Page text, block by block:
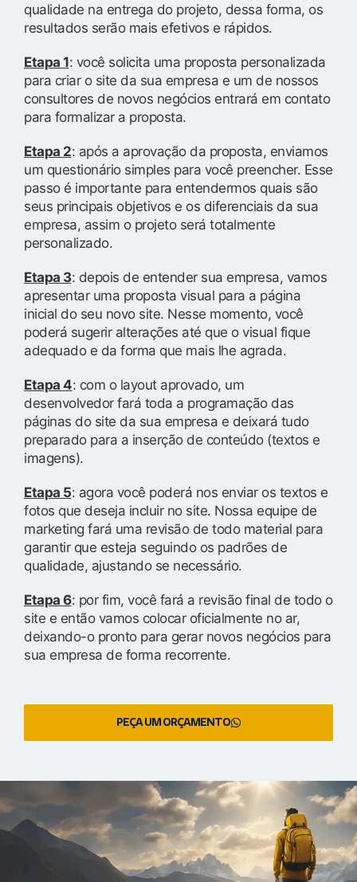
qualidade na entrega do projeto, dessa forma, os
resultados serão mais efetivos e rápidos.
Etapa 1: você solicita uma proposta personalizada
para criar o site da sua empresa e um de nossos
consultores de novos negócios entrará em contato
para formalizar a proposta.
Etapa 2: após a aprovação da proposta, enviamos
um questionário simples para você preencher. Esse
passo é importante para entendermos quais são
seus principais objetivos e os diferenciais da sua
empresa, assim o projeto será totalmente
personalizado.
Etapa 3: depois de entender sua empresa, vamos
apresentar uma proposta visual para a página
inicial do seu novo site. Nesse momento, você
poderá sugerir alterações até que o visual fique
adequado e da forma que mais lhe agrada.
Etapa 4: com o layout aprovado, um
desenvolvedor fará toda a programação das
páginas do site da sua empresa e deixará tudo
preparado para a inserção de conteúdo (textos e
imagens).
Etapa 5: agora você poderá nos enviar os textos e
fotos que deseja incluir no site. Nossa equipe de
marketing fará uma revisão de todo material para
garantir que esteja seguindo os padrões de
qualidade, ajustando se necessário.
Etapa 6: por fim, você fará a revisão final de todo o
site e então vamos colocar oficialmente no ar,
deixando-o pronto para gerar novos negócios para
sua empresa de forma recorrente.
PEÇA UM ORÇAMENTO